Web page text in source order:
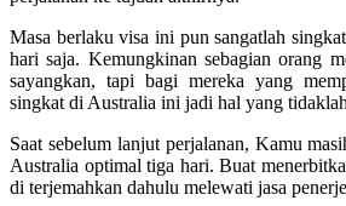
Masa berlaku visa ini pun sangatlah
hari saja. Kemungkinan sebagian orang
sayangkan, tapi bagi mereka yang
singkat di Australia ini jadi hal yang
Saat sebelum lanjut perjalanan, Kamu
Australia optimal tiga hari. Buat
di terjemahkan dahulu melewati jasa